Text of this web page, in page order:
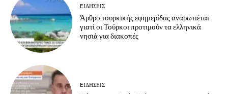
EΙΔΗΣΕΙΣ
Άρθρο τουρκικής εφημερίδας αναρωτιέται
γιατί οι Τούρκοι προτιμούν τα ελληνικά
νησιά για διακοπές
EΙΔΗΣΕΙΣ